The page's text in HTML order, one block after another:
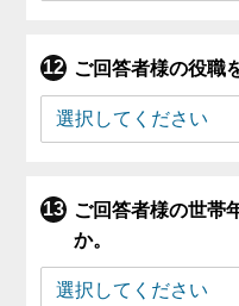
ご回答者様の役職
ご回答者様の世帯
か。